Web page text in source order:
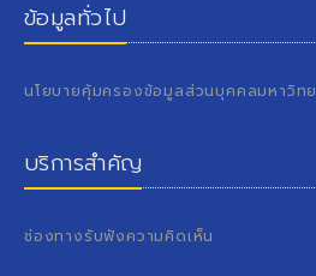
ข้อมูลทั่วไป
นโยบายคุ้มครองข้อมูลส่วนบุคคลมหาวิท
บริการสำคัญ
ช่องทางรับฟังความคิดเห็น